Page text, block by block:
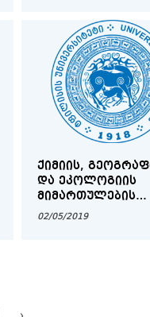
ᲥᲘᲛᲘᲘᲡ,
ᲓᲐ ᲔᲙᲝᲚᲝᲒᲘᲘᲡ
ᲛᲘᲛᲐᲠᲗᲣᲚᲔᲑᲘᲡ
ᲡᲢᲣᲓᲔᲜᲢᲗᲐ
02/05/2019